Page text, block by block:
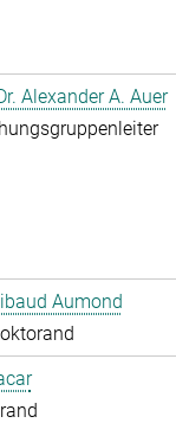
Alexander A. Auer
Aumond